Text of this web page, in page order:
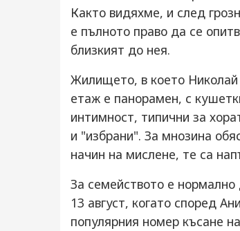
Както видяхме, и след
е пълното право да се
близкият до нея.
Жилището, в което
етаж е панорамен, с
интимност, типични за
и "избрани". За мнозина
начин на мислене, те са
За семейството е
13 август, когато според
популярния номер късане